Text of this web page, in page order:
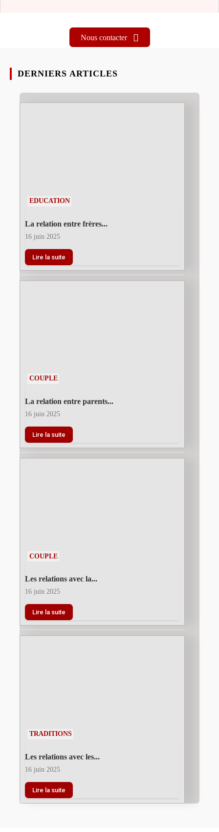
Nous contacter
DERNIERS ARTICLES
EDUCATION
La relation entre frères...
16 juin 2025
Lire la suite
COUPLE
La relation entre parents...
16 juin 2025
Lire la suite
COUPLE
Les relations avec la...
16 juin 2025
Lire la suite
TRADITIONS
Les relations avec les...
16 juin 2025
Lire la suite